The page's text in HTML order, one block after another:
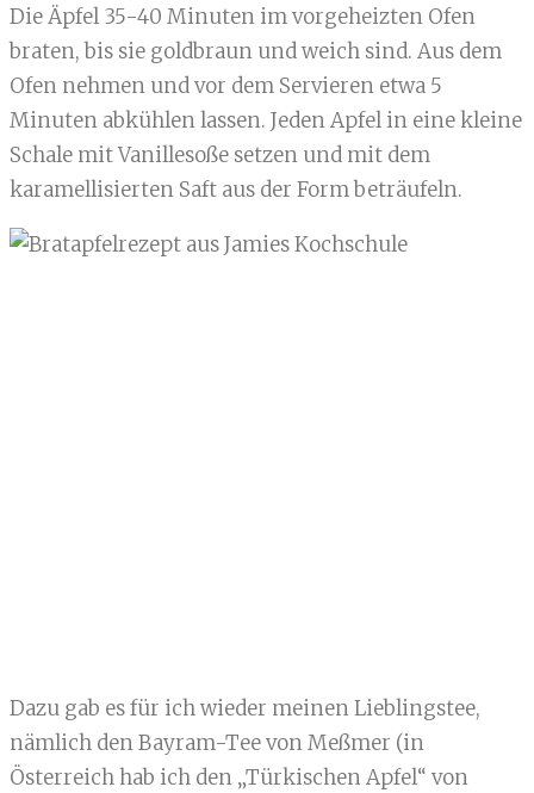
Die Äpfel 35-40 Minuten im vorgeheizten Ofen
braten, bis sie goldbraun und weich sind. Aus dem
Ofen nehmen und vor dem Servieren etwa 5
Minuten abkühlen lassen. Jeden Apfel in eine kleine
Schale mit Vanillesoße setzen und mit dem
karamellisierten Saft aus der Form beträufeln.
Dazu gab es für ich wieder meinen Lieblingstee,
nämlich den Bayram-Tee von Meßmer (in
Österreich hab ich den „Türkischen Apfel“ von